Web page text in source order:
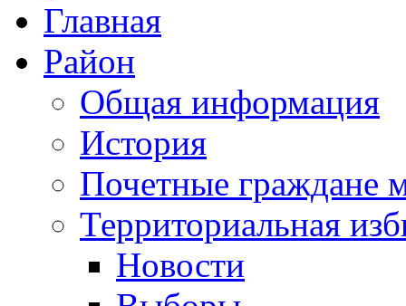
Главная
Район
Общая информация
История
Почетные граждане
Территориальная
Новости